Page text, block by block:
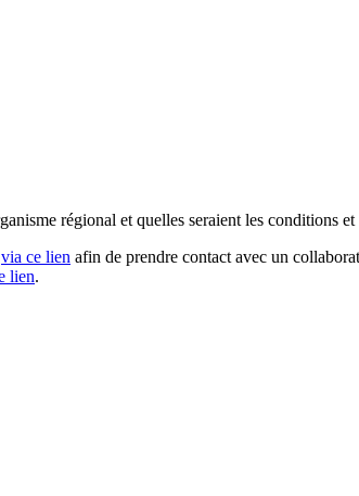
régional et quelles seraient les conditions
via ce lien afin de prendre contact avec un
lien.